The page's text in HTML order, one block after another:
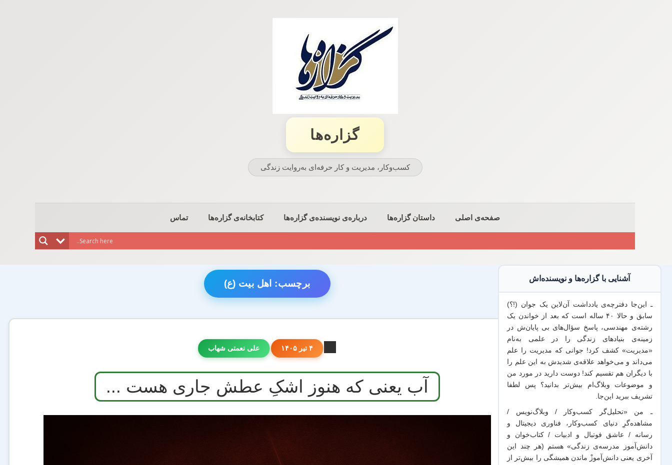
گزاره‌ها
کسب‌وکار، مدیریت و كار حرفه‌ای به‌روایت زندگی
صفحه‌ی اصلی داستان گزاره‌ها درباره‌ی نویسنده‌ی گزاره‌ها کتابخانه‌ی گزاره‌ها تماس
برچسب: اهل بیت (ع)
۴ تیر ۱۴۰۵ علی نعمتی شهاب
آب یعنی که هنوز اشکِ عطش جاری هست ...
آشنایی با گزاره‌ها و نویسنده‌اش
ـ این‌جا دفترچه‌ی یادداشت‌ آن‌لاین یک جوان (!؟)
سابق و حالا ۴۰ ساله است که بعد از خواندن یک
رشته‌ی مهندسی، پاسخ سؤال‌های بی پایان‌ش در
زمینه‌ی بنیادهای زندگی را در علمی به‌نام
«مدیریت» کشف کرد! جوانی که مدیریت را علم
می‌داند و می‌خواهد علاقه‌ی شدیدش به این علم را
بادیگران همتقسیم کند! دوست دارید در مورد من
و موضوعات وبلاگ‌ام بیش‌تر بدانید؟ پس لطفا
تشریف ببرید این‌جا.
ـ من «تحلیل‌گر کسب‌وکار / وبلاگ‌نویس /
مشاهده‌گرِ دنیای کسب‌وکار، فناوری دیجیتال و
رسانه / عاشق فوتبال و ادبیات / کتاب‌خوان و
دانش‌آموز مدرسه‌ی زندگی» هستم (هر چند این
آخری یعنی دانش‌آموزْ ماندن همیشگی را بیش‌تر از